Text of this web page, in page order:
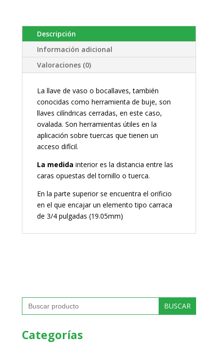
Descripción
Información adicional
Valoraciones (0)
La llave de vaso o bocallaves, también
conocidas como herramienta de buje, son
llaves cilíndricas cerradas, en este caso,
ovalada. Son herramientas útiles en la
aplicación sobre tuercas que tienen un
acceso difícil.
La medida interior es la distancia entre las
caras opuestas del tornillo o tuerca.
En la parte superior se encuentra el orificio
en el que encajar un elemento tipo carraca
de 3/4 pulgadas (19.05mm)
Buscar:
Categorías